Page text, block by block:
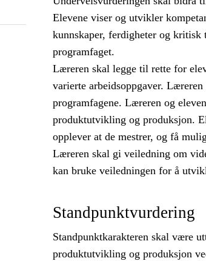
Elevene viser og utvikler
kunnskaper, ferdigheter og
programfaget.
Læreren skal legge til rette for
varierte arbeidsoppgaver.
programfagene. Læreren og
produktutvikling og produksjon.
opplever at de mestrer, og få
Læreren skal gi veiledning om
kan bruke veiledningen for å
Standpunktvurdering
Standpunktkarakteren skal være
produktutvikling og produksjon